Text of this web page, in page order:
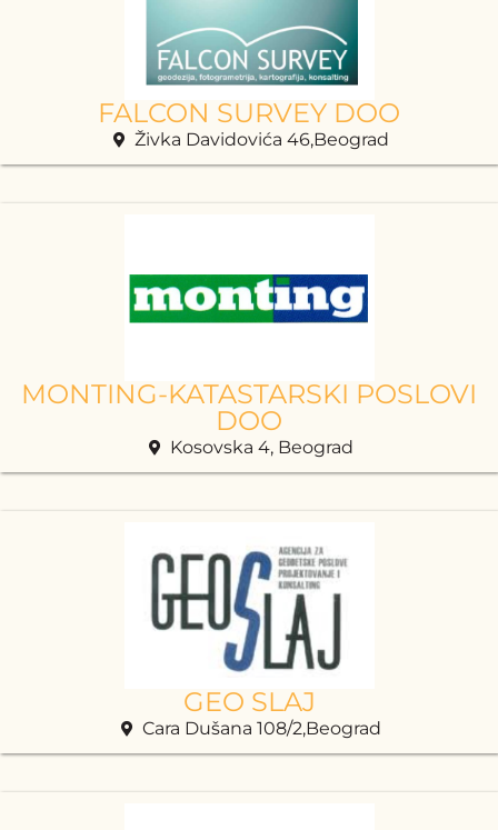
FALCON SURVEY DOO
Živka Davidovića 46,Beograd
MONTING-KATASTARSKI POSLOVI
DOO
Kosovska 4, Beograd
GEO SLAJ
Cara Dušana 108/2,Beograd